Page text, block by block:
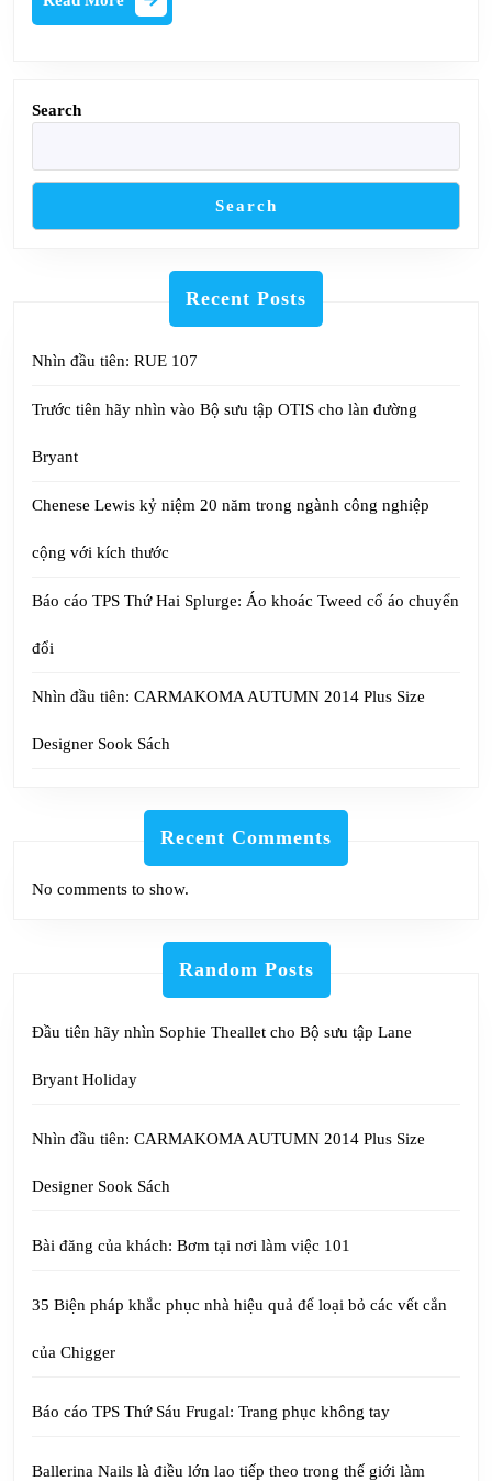
để
được
More
Search
Search
Recent Posts
Nhìn đầu tiên: RUE 107
Trước tiên hãy nhìn vào Bộ sưu tập OTIS cho làn đường
Bryant
Chenese Lewis kỷ niệm 20 năm trong ngành công nghiệp
cộng với kích thước
Báo cáo TPS Thứ Hai Splurge: Áo khoác Tweed cổ áo chuyển
đổi
Nhìn đầu tiên: CARMAKOMA AUTUMN 2014 Plus Size
Designer Sook Sách
Recent Comments
No comments to show.
Random Posts
Đầu tiên hãy nhìn Sophie Theallet cho Bộ sưu tập Lane
Bryant Holiday
Nhìn đầu tiên: CARMAKOMA AUTUMN 2014 Plus Size
Designer Sook Sách
Bài đăng của khách: Bơm tại nơi làm việc 101
35 Biện pháp khắc phục nhà hiệu quả để loại bỏ các vết cắn
của Chigger
Báo cáo TPS Thứ Sáu Frugal: Trang phục không tay
Ballerina Nails là điều lớn lao tiếp theo trong thế giới làm